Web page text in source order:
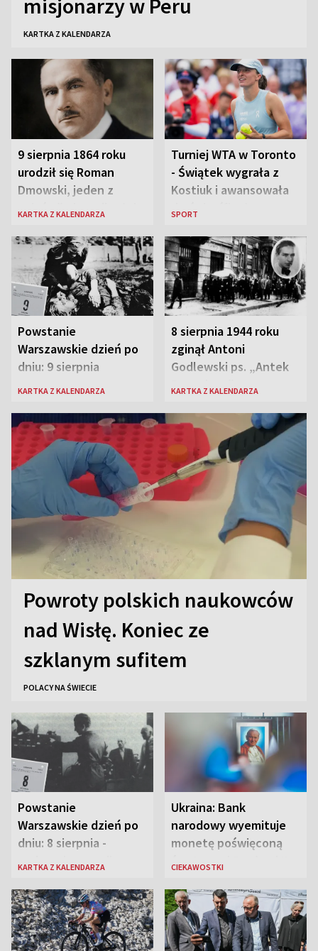
misjonarzy w Peru
KARTKA Z KALENDARZA
9 sierpnia 1864 roku
urodził się Roman
Dmowski, jeden z
„ojców” niepodległej
KARTKA Z KALENDARZA
Turniej WTA w Toronto
- Świątek wygrała z
Kostiuk i awansowała
do ćwierćfinału
SPORT
Powstanie
Warszawskie dzień po
dniu: 9 sierpnia
KARTKA Z KALENDARZA
8 sierpnia 1944 roku
zginął Antoni
Godlewski ps. „Antek
Rozpylacz”
KARTKA Z KALENDARZA
Powroty polskich naukowców
nad Wisłę. Koniec ze
szklanym sufitem
POLACY NA ŚWIECIE
Powstanie
Warszawskie dzień po
dniu: 8 sierpnia -
rozbrzmiewa radio
„Antka Rozpylacza”
KARTKA Z KALENDARZA
Ukraina: Bank
narodowy wyemituje
monetę poświęconą
św. Janowi Pawłowi II
CIEKAWOSTKI